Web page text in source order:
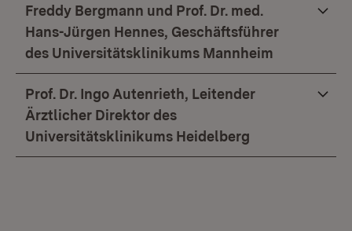
Freddy Bergmann und Prof. Dr. med.
Hans-Jürgen Hennes, Geschäftsführer
des Universitätsklinikums Mannheim
Prof. Dr. Ingo Autenrieth, Leitender
Ärztlicher Direktor des
Universitätsklinikums Heidelberg